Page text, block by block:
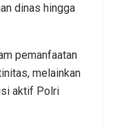
dinas hingga
pemanfaatan
melainkan
aktif Polri